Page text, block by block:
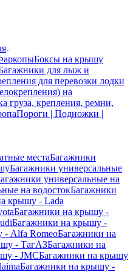
Боксы на крышу
для лыж и
для перевозки лодки
на
груза, крепления, ремни,
Пороги | Подножки |
местаБагажники
Багажники универсальные
универсальные на
на водостокБагажники
крышу - Lada
Багажники на крышу -
Багажники на крышу -
- Alfa RomeoБагажники на
- ТагАЗБагажники на
- JMCБагажники на крышу
Багажники на крышу -